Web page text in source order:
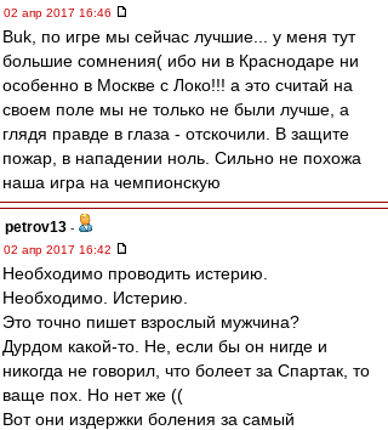
02 апр 2017 16:46
Buk, по игре мы сейчас лучшие... у меня тут
большие сомнения( ибо ни в Краснодаре ни
особенно в Москве с Локо!!! а это считай на
своем поле мы не только не были лучше, а
глядя правде в глаза - отскочили. В защите
пожар, в нападении ноль. Сильно не похожа
наша игра на чемпионскую
petrov13 -
02 апр 2017 16:42
Необходимо проводить истерию.
Необходимо. Истерию.
Это точно пишет взрослый мужчина?
Дурдом какой-то. Не, если бы он нигде и
никогда не говорил, что болеет за Спартак, то
ваще пох. Но нет же ((
Вот они издержки боления за самый